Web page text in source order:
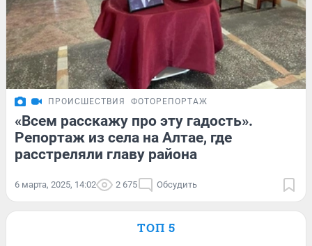
ПРОИСШЕСТВИЯ ФОТОРЕПОРТАЖ
«Всем расскажу про эту гадость».
Репортаж из села на Алтае, где
расстреляли главу района
6 марта, 2025, 14:02 2 675 Обсудить
ТОП 5